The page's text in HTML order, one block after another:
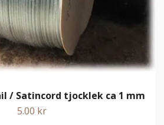
/ Satincord tjocklek ca 1 mm
5.00 kr